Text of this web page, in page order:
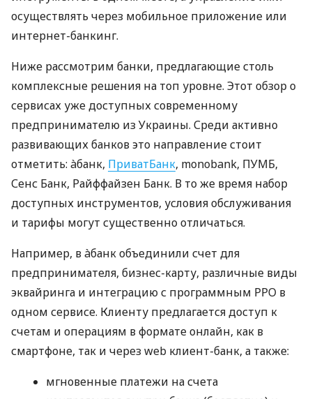
осуществлять через мобильное приложение или
интернет-банкинг.
Ниже рассмотрим банки, предлагающие столь
комплексные решения на топ уровне. Этот обзор о
сервисах уже доступных современному
предпринимателю из Украины. Среди активно
развивающих банков это направление стоит
отметить: àбанк, ПриватБанк, monobank, ПУМБ,
Сенс Банк, Райффайзен Банк. В то же время набор
доступных инструментов, условия обслуживания
и тарифы могут существенно отличаться.
Например, в àбанк объединили счет для
предпринимателя, бизнес-карту, различные виды
эквайринга и интеграцию с программным РРО в
одном сервисе. Клиенту предлагается доступ к
счетам и операциям в формате онлайн, как в
смартфоне, так и через web клиент-банк, а также:
мгновенные платежи на счета